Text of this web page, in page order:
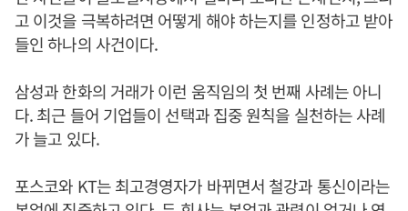
고 이것을 극복하려면 어떻게 해야 하는지를 인정하고 받아
들인 하나의 사건이다.
삼성과 한화의 거래가 이런 움직임의 첫 번째 사례는 아니
다. 최근 들어 기업들이 선택과 집중 원칙을 실천하는 사례
가 늘고 있다.
포스코와 KT는 최고경영자가 바뀌면서 철강과 통신이라는